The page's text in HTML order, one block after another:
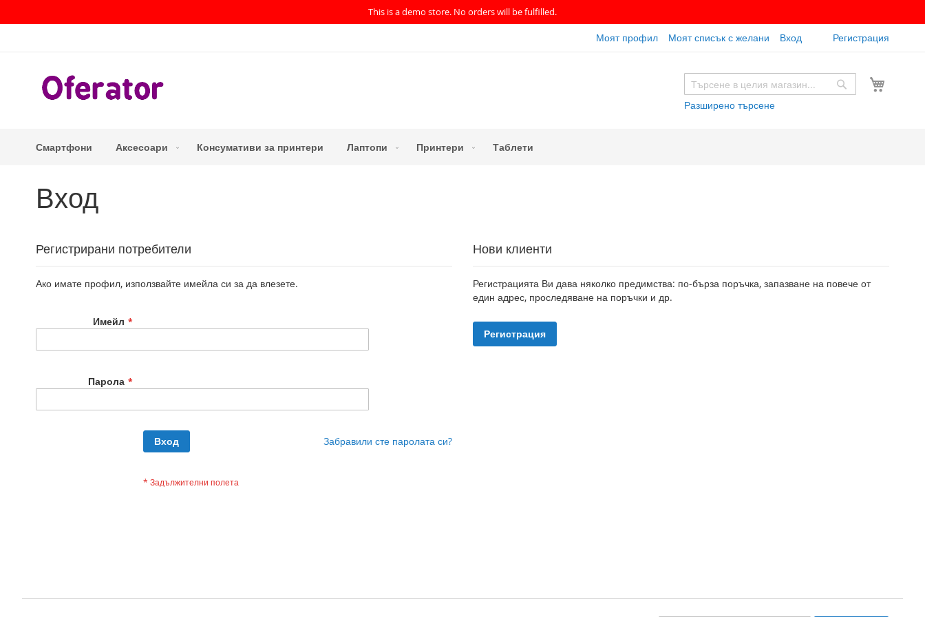
This is a demo store. No orders will be fulfilled.
Моят профил Моят списък с желани Вход Регистрация
Търсене
Разширено търсене
Търсене
Смартфони Аксесоари Консумативи за принтери Лаптопи Принтери Таблети
Вход
Регистрирани потребители
Ако имате профил, използвайте имейла си за да влезете.
Имейл
Парола
Вход Забравили сте паролата си?
Нови клиенти
Регистрацията Ви дава няколко предимства: по-бърза поръчка, запазване на повече от
един адрес, проследяване на поръчки и др.
Регистрация